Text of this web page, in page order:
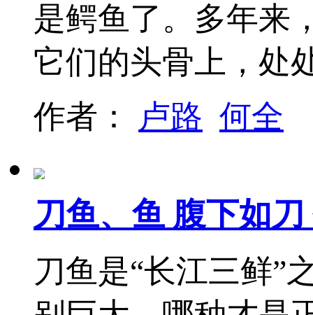
是鳄鱼了。多年来
它们的头骨上，处
作者：
卢路 何全
刀鱼、鱼 腹下如
刀鱼是“长江三鲜”